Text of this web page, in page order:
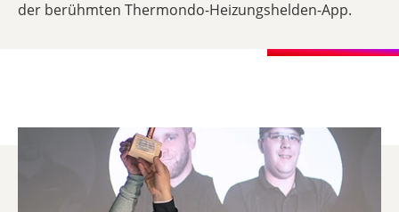
der berühmten Thermondo-Heizungshelden-App.